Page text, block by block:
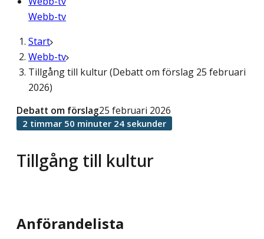
Webb-tv
Start
Webb-tv
Tillgång till kultur (Debatt om förslag 25 februari
2026)
Tillgång till kultur
Debatt om förslag25 februari 2026
2 timmar 50 minuter 24 sekunder
Anförandelista